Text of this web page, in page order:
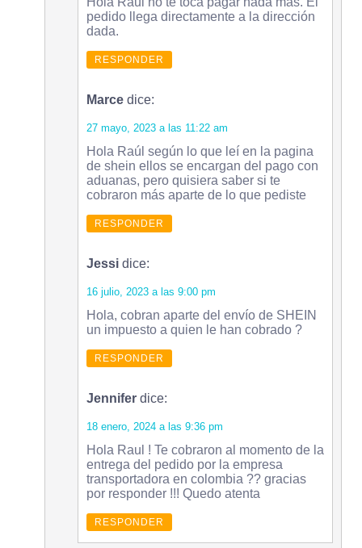
pedido llega directamente a la dirección
dada.
RESPONDER
Marce dice:
27 mayo, 2023 a las 11:22 am
Hola Raúl según lo que leí en la pagina
de shein ellos se encargan del pago con
aduanas, pero quisiera saber si te
cobraron más aparte de lo que pediste
RESPONDER
Jessi dice:
16 julio, 2023 a las 9:00 pm
Hola, cobran aparte del envío de SHEIN
un impuesto a quien le han cobrado ?
RESPONDER
Jennifer dice:
18 enero, 2024 a las 9:36 pm
Hola Raul ! Te cobraron al momento de la
entrega del pedido por la empresa
transportadora en colombia ?? gracias
por responder !!! Quedo atenta
RESPONDER